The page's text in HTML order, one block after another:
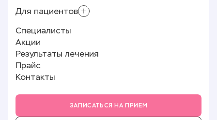
Приём хирурга-флеболога
Минифлебэктомия
Лазерное лечение варикоза (ЭВЛК)
Контролирующие органы
Реквизиты
О клинике
Отзывы
Новости
Вакансии
Для пациентов
Памятка пациенту
Полезные статьи
Специалисты
Акции
Результаты лечения
Прайс
Контакты
ЗАПИСАТЬСЯ НА ПРИЕМ